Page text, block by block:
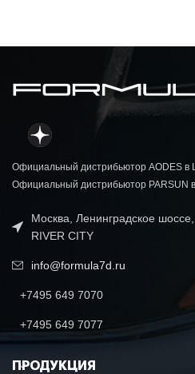
Официальный дистрибьютор
Официальный дистрибьютор PARSUN
Москва, Ленинградское
RIVER CITY
info@formula7d.ru
+7495 649 7070
+7495 649 7077
ПРОДУКЦИЯ